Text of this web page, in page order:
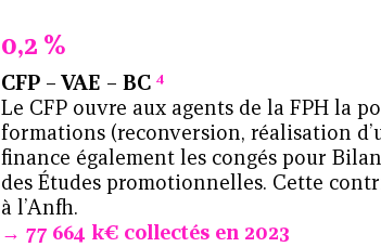
0,2 %
CFP – VAE – BC 4
Le CFP ouvre aux agents de la FPH la
formations (reconversion, réalisation
finance également les congés pour
des Études promotionnelles. Cette
à l’Anfh.
77 664 k€ collectés en 2023